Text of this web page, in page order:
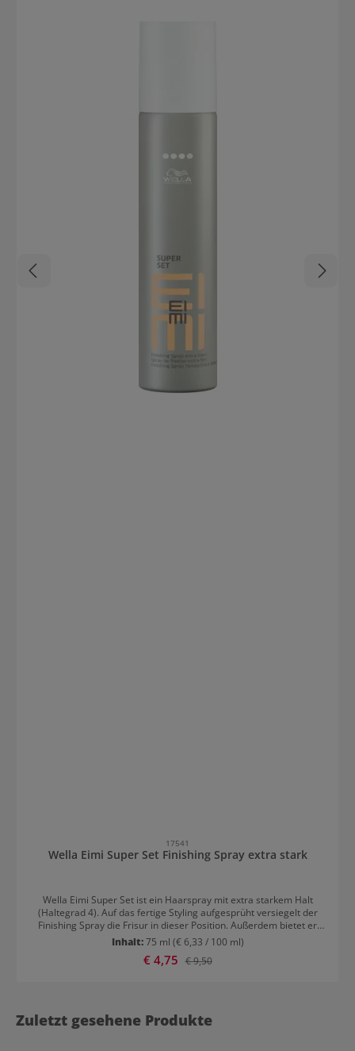
17541
Wella Eimi Super Set Finishing Spray extra stark
Wella Eimi Super Set ist ein Haarspray mit extra starkem Halt
(Haltegrad 4). Auf das fertige Styling aufgesprüht versiegelt der
Finishing Spray die Frisur in dieser Position. Außerdem bietet er
Schutz vor Hitze, Luftfeuchtigkeit und UV-Strahlen. Der neue Duft
des Wella Haarsprays hält lange.
Inhalt:75 ml (€ 6,33 / 100 ml)
Verkaufspreis:
€ 4,75 Regulärer Preis:
€ 9,50
Zuletzt gesehene Produkte